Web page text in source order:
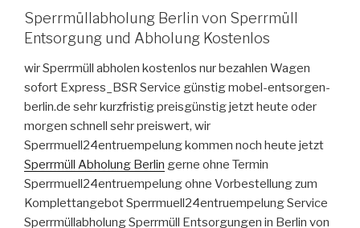
Sperrmüllabholung Berlin von Sperrmüll
Entsorgung und Abholung Kostenlos
wir Sperrmüll abholen kostenlos nur bezahlen Wagen
sofort Express_BSR Service günstig mobel-entsorgen-
berlin.de sehr kurzfristig preisgünstig jetzt heute oder
morgen schnell sehr preiswert, wir
Sperrmuell24entruempelung kommen noch heute jetzt
Sperrmüll Abholung Berlin gerne ohne Termin
Sperrmuell24entruempelung ohne Vorbestellung zum
Komplettangebot Sperrmuell24entruempelung Service
Sperrmüllabholung Sperrmüll Entsorgungen in Berlin von